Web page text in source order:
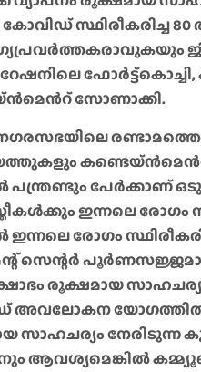
സ്ഥിരീകരിച്ച 80
സോണാക്കി.
കണ്ടെയ്ന്‍മെന്‍റ്
പന്ത്രണ്ടും പേര്‍ക്കാണ്
ഇന്നലെ
ഇന്നലെ രോഗം
സെന്റര്‍
രൂക്ഷമായ
അവലോകന യോഗത്തില്‍
സാഹചര്യം
ആവശ്യമെങ്കില്‍